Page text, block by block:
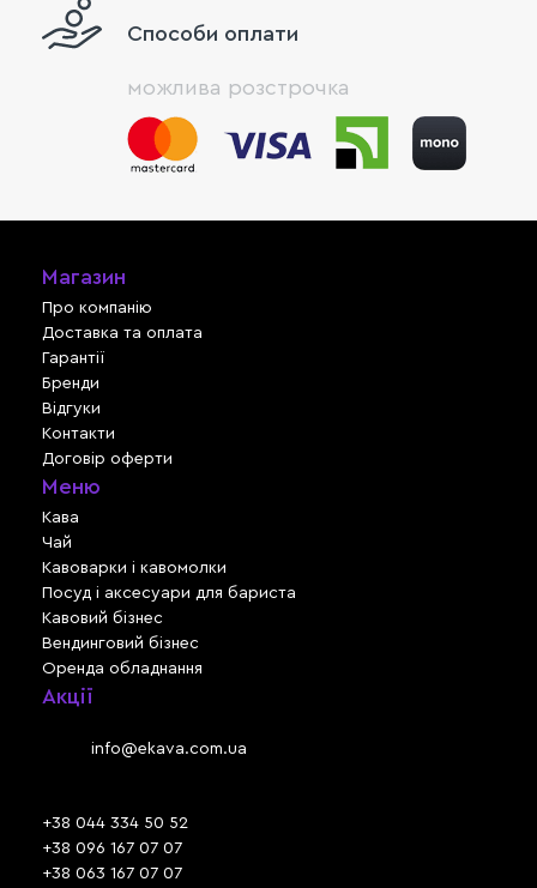
Способи оплати
можлива розстрочка
Магазин
Про компанію
Доставка та оплата
Гарантії
Бренди
Відгуки
Контакти
Договір оферти
Меню
Кава
Чай
Кавоварки і кавомолки
Посуд і аксесуари для бариста
Кавовий бізнес
Вендинговий бізнес
Оренда обладнання
Акції
info@ekava.com.ua
+38 044 334 50 52
+38 096 167 07 07
+38 063 167 07 07